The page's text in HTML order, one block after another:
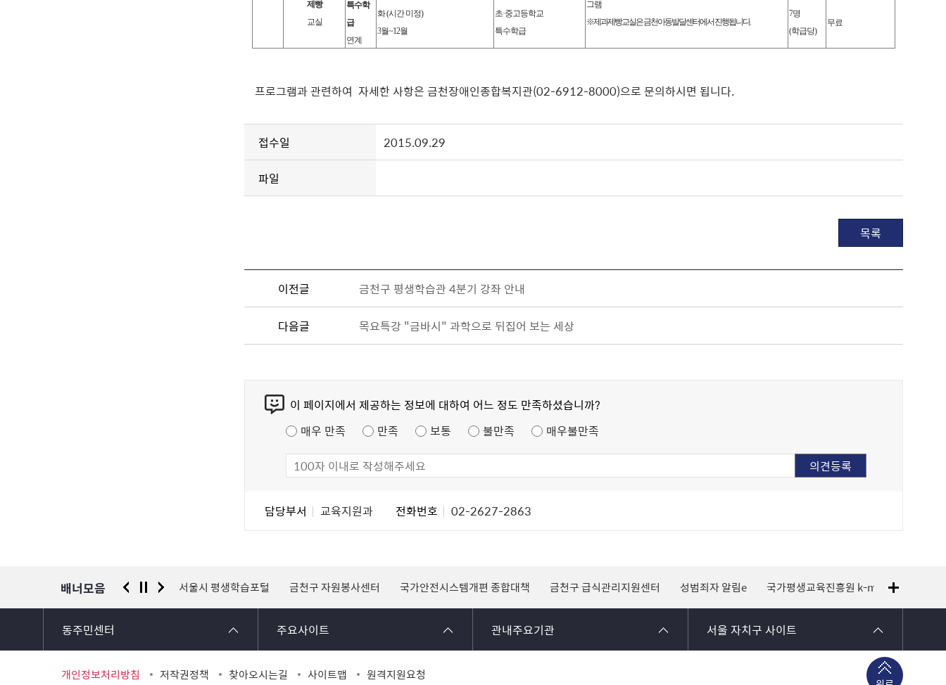
제빵
교실
그램
※제과제빵교실은 금천아동발달센터에서 진행됩니다
특수학
급
연계
화(시간 미정)
3월~12월
초·중고등학교
특수학급
7명
(학급당)
무료
프로그램과 관련하여 자세한 사항은 금천장애인종합복지관(02-6912-8000)으로 문의하시면 됩니다.
접수일 2015.09.29
파일
목록
이전글 금천구 평생학습관 4분기 강좌 안내
다음글 목요특강 "금바시" 과학으로 뒤집어 보는 세상
이 페이지에서 제공하는 정보에 대하여 어느 정도 만족하셨습니까?
매우 만족
만족 보통 불만족 매우불만족
담당부서 교육지원과 전화번호 02-2627-2863
배너모음
경찰청 유실물 통합포털 서울시 평생학습포털 금천구 자원봉사센터 국가안전시스템개편 종합대책 금천구 급식관리지원센터 성범죄자 알림e 국가평생교육진흥원 k-mooc
동주민센터 주요사이트 관내주요기관 서울 자치구 사이트
개인정보처리방침 저작권정책 찾아오시는길 사이트맵 원격지원요청